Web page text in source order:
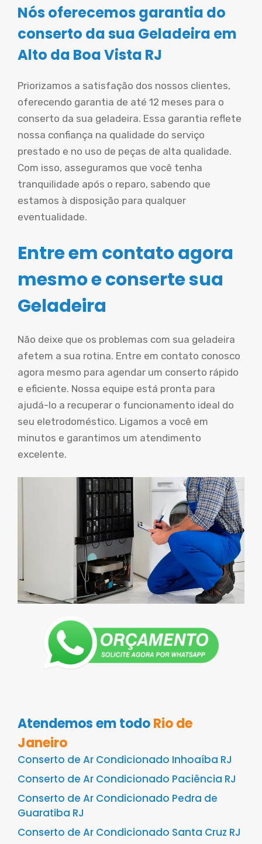
Nós oferecemos garantia do
conserto da sua Geladeira em
Alto da Boa Vista RJ
Priorizamos a satisfação dos nossos clientes,
oferecendo garantia de até 12 meses para o
conserto da sua geladeira. Essa garantia reflete
nossa confiança na qualidade do serviço
prestado e no uso de peças de alta qualidade.
Com isso, asseguramos que você tenha
tranquilidade após o reparo, sabendo que
estamos à disposição para qualquer
eventualidade.
Entre em contato agora
mesmo e conserte sua
Geladeira
Não deixe que os problemas com sua geladeira
afetem a sua rotina. Entre em contato conosco
agora mesmo para agendar um conserto rápido
e eficiente. Nossa equipe está pronta para
ajudá-lo a recuperar o funcionamento ideal do
seu eletrodoméstico. Ligamos a você em
minutos e garantimos um atendimento
excelente.
Atendemos em todoRio de
Janeiro
Conserto de Ar Condicionado Inhoaíba RJ
Conserto de Ar Condicionado Paciência RJ
Conserto de Ar Condicionado Pedra de
Guaratiba RJ
Conserto de Ar Condicionado Santa Cruz RJ